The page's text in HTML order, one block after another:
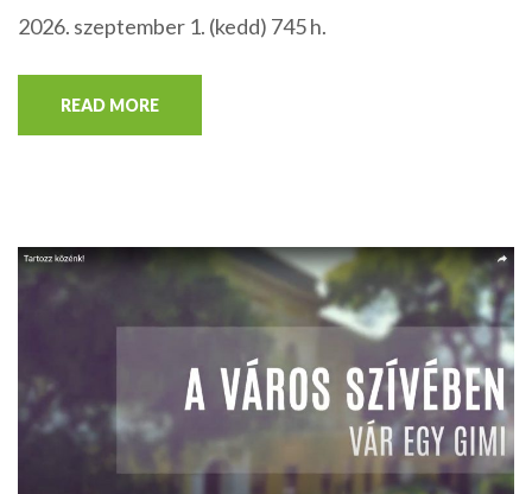
2026. szeptember 1. (kedd) 745 h.
READ MORE